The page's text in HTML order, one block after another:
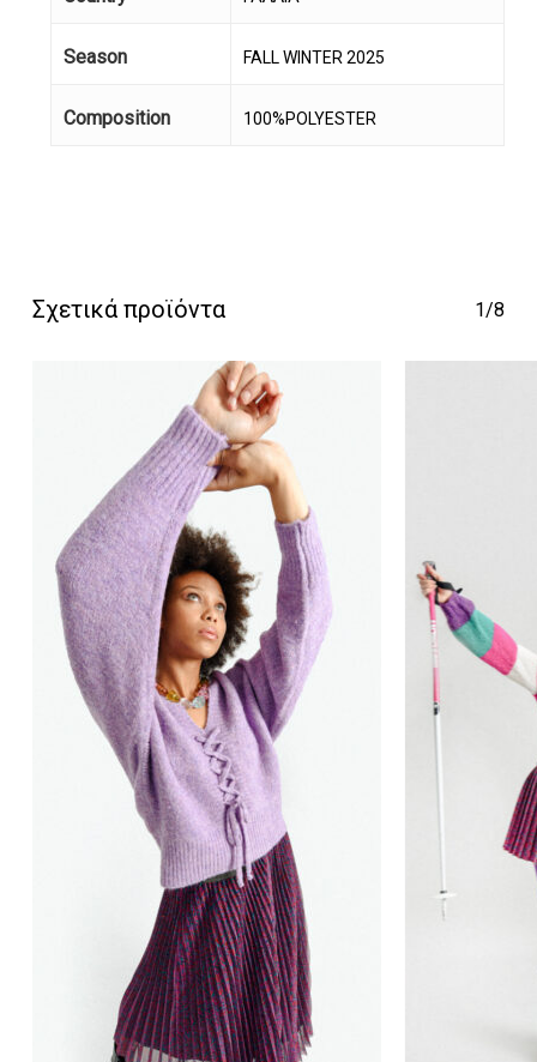
Season FALL WINTER 2025
Composition 100%POLYESTER
Σχετικά προϊόντα 1/8